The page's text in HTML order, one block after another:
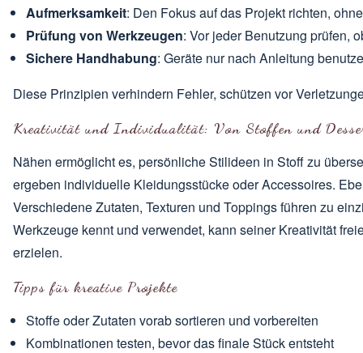
Aufmerksamkeit: Den Fokus auf das Projekt richten,
Prüfung von Werkzeugen: Vor jeder Benutzung prüfen,
Sichere Handhabung: Geräte nur nach Anleitung
Diese Prinzipien verhindern Fehler, schützen vor
Kreativität und Individualität: Von Stoffen und
Nähen ermöglicht es, persönliche Stilideen in Stoff zu
ergeben individuelle Kleidungsstücke oder Accessoires.
Verschiedene Zutaten, Texturen und Toppings führen zu
Werkzeuge kennt und verwendet, kann seiner Kreativität
erzielen.
Tipps für kreative Projekte
Stoffe oder Zutaten vorab sortieren und vorbereiten
Kombinationen testen, bevor das finale Stück entsteht